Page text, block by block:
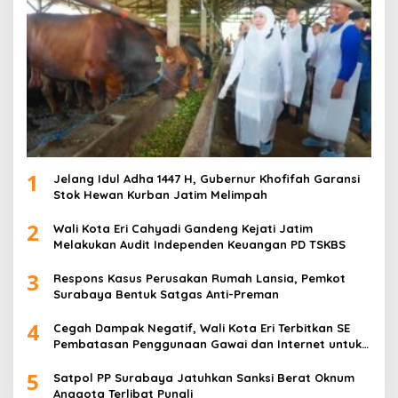
1
Jelang Idul Adha 1447 H, Gubernur Khofifah Garansi
Stok Hewan Kurban Jatim Melimpah
2
Wali Kota Eri Cahyadi Gandeng Kejati Jatim
Melakukan Audit Independen Keuangan PD TSKBS
3
Respons Kasus Perusakan Rumah Lansia, Pemkot
Surabaya Bentuk Satgas Anti-Preman
4
Cegah Dampak Negatif, Wali Kota Eri Terbitkan SE
Pembatasan Penggunaan Gawai dan Internet untuk
5
Satpol PP Surabaya Jatuhkan Sanksi Berat Oknum
Anggota Terlibat Pungli